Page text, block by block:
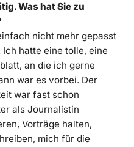
Was hat Sie zu
nicht mehr gepasst
hatte eine tolle, eine
an die ich gerne
war es vorbei. Der
war fast schon
als Journalistin
Vorträge halten,
mich für die